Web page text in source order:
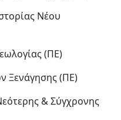
Νέου
(ΠΕ)
Ξενάγησης (ΠΕ)
& Σύγχρονης